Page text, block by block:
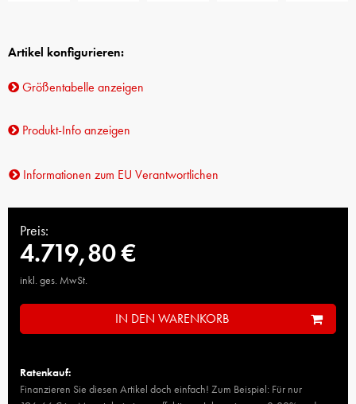
Artikel konfigurieren:
Größentabelle anzeigen
Produkt-Info anzeigen
Informationen zum EU Verantwortlichen
Preis:
4.719,80 €
inkl. ges. MwSt.
IN DEN WARENKORB
Ratenkauf:
Finanzieren Sie diesen Artikel doch einfach! Zum Beispiel: Für nur